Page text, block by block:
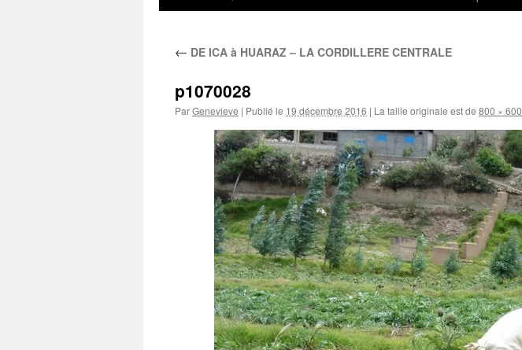
contenu
← DE ICA à HUARAZ – LA CORDILLERE CENTRALE
p1070028
ParGenevieve | Publié le 19 décembre 2016 | La taille originale est de 800 × 600